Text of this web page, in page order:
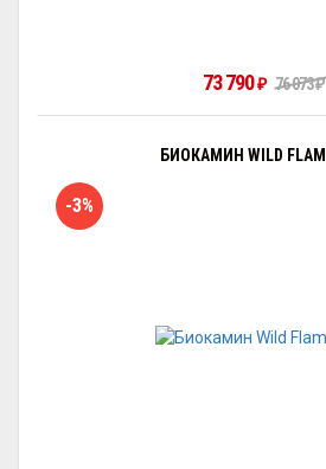
73 790₽ 76 073₽
БИОКАМИН WILD
-3%